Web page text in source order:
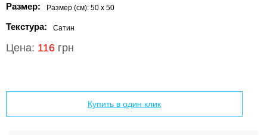
Размер: Размер (см): 50 x 50
Текстура: Сатин
Цена: 116 грн
Купить в один клик